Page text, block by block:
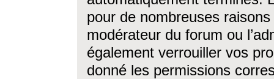
pour de nombreuses
modérateur du forum ou
également verrouiller vos
donné les permissions